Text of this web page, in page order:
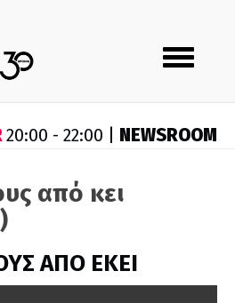
Toggle
navigation
20:00 - 22:00 | NEWSROOM
από κει
ΑΠΟ ΕΚΕΙ